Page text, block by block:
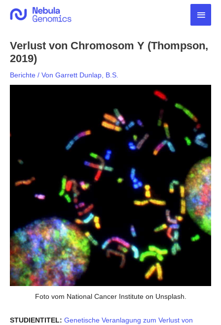
Inhalt
Verlust von Chromosom Y (Thompson,
2019)
Berichte / Von Garrett Dunlap, B.S.
Foto vom National Cancer Institute on Unsplash.
STUDIENTITEL: Genetische Veranlagung zum Verlust von